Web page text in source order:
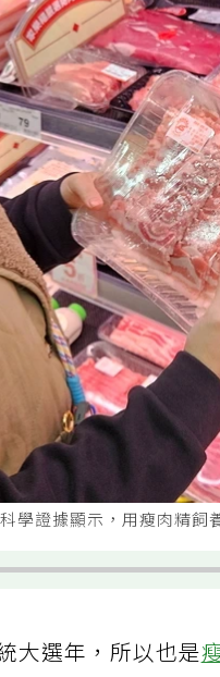
學證據顯示，用瘦肉精
大選年，所以也是